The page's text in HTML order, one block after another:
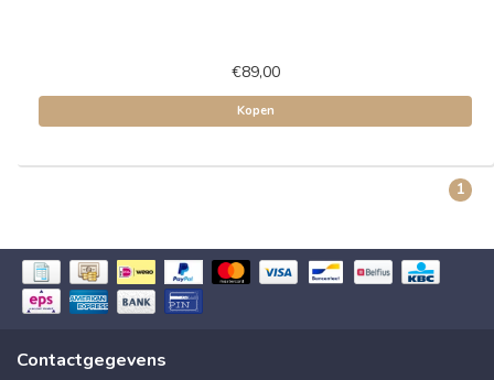
€89,00
Kopen
1
Contactgegevens